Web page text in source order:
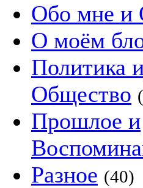
Обо мне и
О моём
Политика
Общество
Прошлое и
Разное (40)